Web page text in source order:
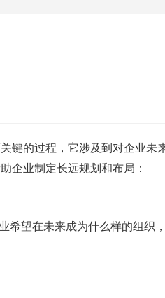
键的过程，它涉及到对企业未
企业制定长远规划和布局：
希望在未来成为什么样的组织